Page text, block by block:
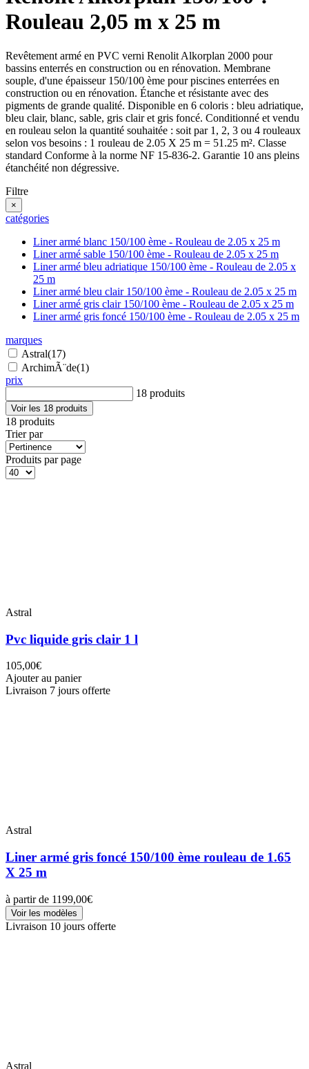
Rouleau 2,05 m x 25 m
Revêtement armé en PVC verni Renolit Alkorplan 2000 pour
bassins enterrés en construction ou en rénovation. Membrane
souple, d'une épaisseur 150/100 ème pour piscines enterrées en
construction ou en rénovation. Étanche et résistante avec des
pigments de grande qualité. Disponible en 6 coloris : bleu adriatique,
bleu clair, blanc, sable, gris clair et gris foncé. Conditionné et vendu
en rouleau selon la quantité souhaitée : soit par 1, 2, 3 ou 4 rouleaux
selon vos besoins : 1 rouleau de 2.05 X 25 m = 51.25 m². Classe
standard Conforme à la norme NF 15-836-2. Garantie 10 ans pleins
étanchéité non dégressive.
Filtre
×
catégories
Liner armé blanc 150/100 ème - Rouleau de 2.05 x 25 m
Liner armé sable 150/100 ème - Rouleau de 2.05 x 25 m
Liner armé bleu adriatique 150/100 ème - Rouleau de 2.05 x
25 m
Liner armé bleu clair 150/100 ème - Rouleau de 2.05 x 25 m
Liner armé gris clair 150/100 ème - Rouleau de 2.05 x 25 m
Liner armé gris foncé 150/100 ème - Rouleau de 2.05 x 25 m
marques
Astral(17)
ArchimÃ¨de(1)
prix
18 produits
Voir les 18 produits
18 produits
Trier par
Produits par page
Astral
Pvc liquide gris clair 1 l
105,00€
Ajouter au panier
Livraison 7 jours offerte
Astral
Liner armé gris foncé 150/100 ème rouleau de 1.65
X 25 m
à partir de 1199,00€
Voir les modèles
Livraison 10 jours offerte
Astral